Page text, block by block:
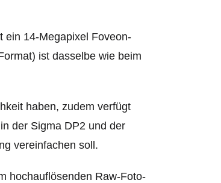
ein 14-Megapixel Foveon-
ist dasselbe wie beim
haben, zudem verfügt
der Sigma DP2 und der
vereinfachen soll.
hochauflösenden Raw-Foto-